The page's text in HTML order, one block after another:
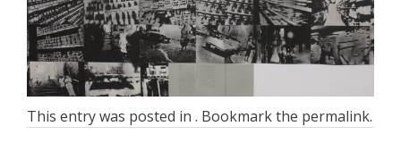
This entry was posted in . Bookmark the permalink.